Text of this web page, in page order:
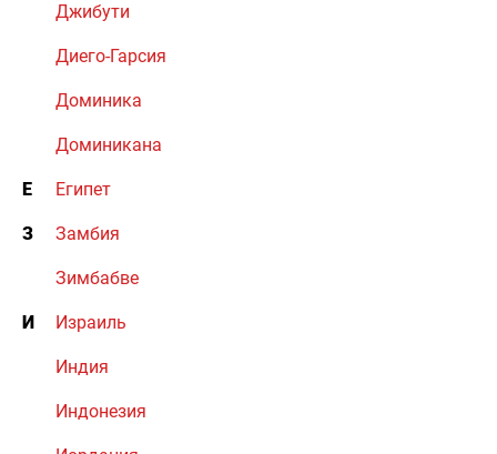
Джибути
Диего-Гарсия
Доминика
Доминикана
Е Египет
З Замбия
Зимбабве
И Израиль
Индия
Индонезия